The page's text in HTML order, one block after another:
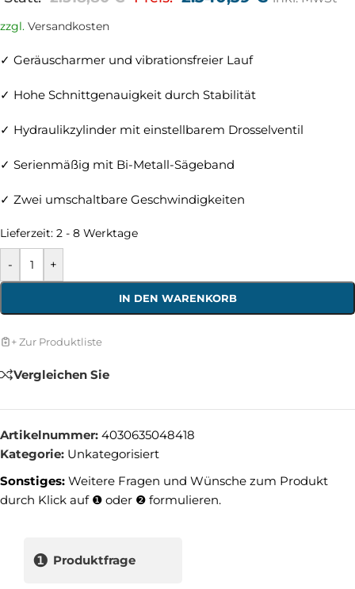
zzgl. Versandkosten
✓ Geräuscharmer und vibrationsfreier Lauf
✓ Hohe Schnittgenauigkeit durch Stabilität
✓ Hydraulikzylinder mit einstellbarem Drosselventil
✓ Serienmäßig mit Bi-Metall-Sägeband
✓ Zwei umschaltbare Geschwindigkeiten
Lieferzeit: 2 - 8 Werktage
- +
IN DEN WARENKORB
+ Zur Produktliste
Vergleichen Sie
Artikelnummer: 4030635048418
Kategorie: Unkategorisiert
Sonstiges: Weitere Fragen und Wünsche zum Produkt
durch Klick auf ❶ oder ❷ formulieren.
❶ Produktfrage